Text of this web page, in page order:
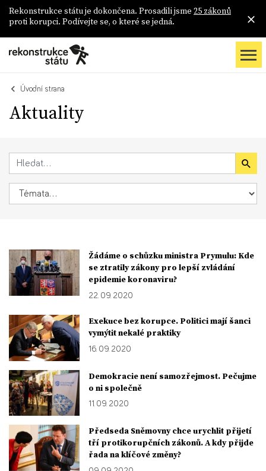
Rekonstrukce státu je dokončena. Prosadili jsme 25 zákonů
proti korupci. Podívejte se, o které se jedná.
Úvodní strana
Aktuality
Žádáme o schůzku ministra Prymulu: Kde
se ztratily zákony pro lepší zvládání
epidemie koronaviru?
22. 09. 2020
Exekuce bez korupce. Politici mají šanci
vymýtit nekalé praktiky
16. 09. 2020
Demokracie není samozřejmost. Pečujme
o ni společně
11. 09. 2020
Předseda Sněmovny chce urychlit přijetí
tří protikorupčních zákonů. A kdy přijde
řada na klíčové změny?